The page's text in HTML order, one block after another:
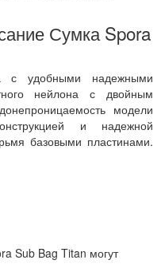
Сумка Spora
с удобными надежными
нейлона с двойным
модели
и надежной
базовыми пластинами.
Sub Bag Titan могут